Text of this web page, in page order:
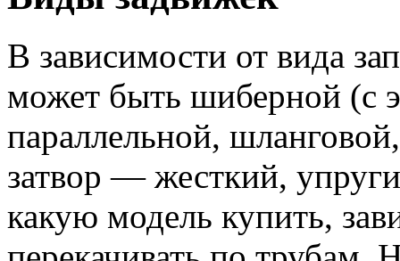
В зависимости от вида
может быть шиберной (с
параллельной,
затвор — жесткий,
какую модель купить,